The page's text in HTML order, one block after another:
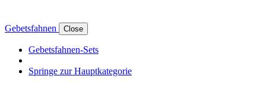
Gebetsfahnen Close
Gebetsfahnen-Sets
Springe zur Hauptkategorie